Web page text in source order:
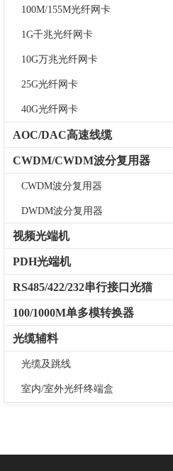
100M/155M光纤网卡
1G千兆光纤网卡
10G万兆光纤网卡
25G光纤网卡
40G光纤网卡
AOC/DAC高速线缆
CWDM/CWDM波分复用器
CWDM波分复用器
DWDM波分复用器
视频光端机
PDH光端机
RS485/422/232串行接口光猫
100/1000M单多模转换器
光缆辅料
光缆及跳线
室内/室外光纤终端盒